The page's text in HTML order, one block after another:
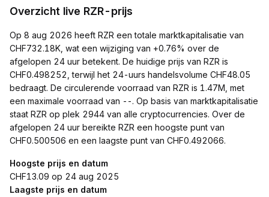
Overzicht live RZR-prijs
Op 8 aug 2026 heeft RZR een totale marktkapitalisatie van
CHF732.18K, wat een wijziging van +0.76% over de
afgelopen 24 uur betekent. De huidige prijs van RZR is
CHF0.498252, terwijl het 24-uurs handelsvolume CHF48.05
bedraagt. De circulerende voorraad van RZR is 1.47M, met
een maximale voorraad van --. Op basis van marktkapitalisatie
staat RZR op plek 2944 van alle cryptocurrencies. Over de
afgelopen 24 uur bereikte RZR een hoogste punt van
CHF0.500506 en een laagste punt van CHF0.492066.
Hoogste prijs en datum
CHF13.09 op 24 aug 2025
Laagste prijs en datum